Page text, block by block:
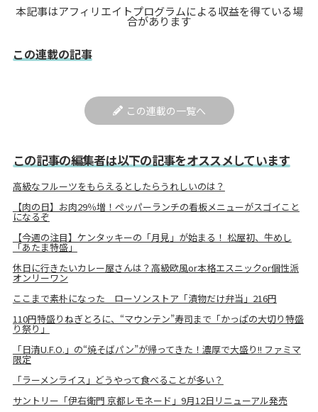
本記事はアフィリエイトプログラムによる収益を得ている場
合があります
この連載の記事
この連載の一覧へ
この記事の編集者は以下の記事をオススメしています
高級なフルーツをもらえるとしたらうれしいのは？
【肉の日】お肉29％増！ペッパーランチの看板メニューがスゴイこと
になるぞ
【今週の注目】ケンタッキーの「月見」が始まる！ 松屋初、牛めし
「あたま特盛」
休日に行きたいカレー屋さんは？高級欧風or本格エスニックor個性派
オンリーワン
ここまで素朴になった ローソンストア「漬物だけ弁当」216円
110円特盛りねぎとろに、“マウンテン”寿司まで「かっぱの大切り特盛
り祭り」
「日清U.F.O.」の“焼そばパン”が帰ってきた！濃厚で大盛り!! ファミマ
限定
「ラーメンライス」どうやって食べることが多い？
サントリー「伊右衛門 京都レモネード」9月12日リニューアル発売